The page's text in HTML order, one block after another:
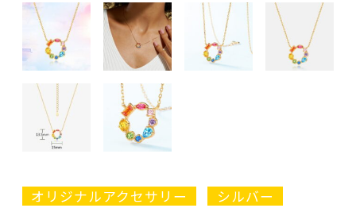
オリジナルアクセサリー
シルバー